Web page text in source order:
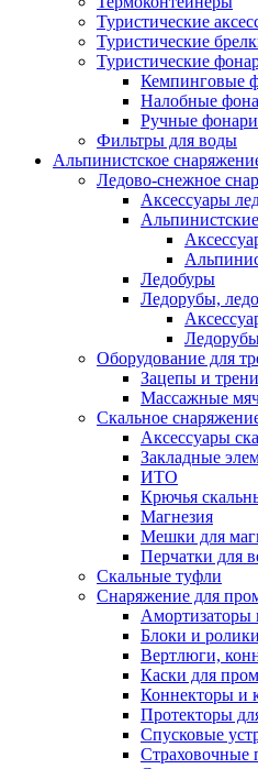
Туристические
Туристические
Туристические
Кемпинговые
Налобные
Ручные фонари
Фильтры для воды
Альпинистское
Ледово-снежное
Аксессуары
Ледобуры
Ледорубы,
Оборудование для
Зацепы и
Массажные
Скальное
Аксессуары
Закладные
ИТО
Крючья
Магнезия
Мешки для
Перчатки для
Скальные туфли
Снаряжение для
Амортизаторы
Блоки и ролики
Вертлюги,
Каски для
Коннекторы и
Протекторы
Спусковые
Страховочные